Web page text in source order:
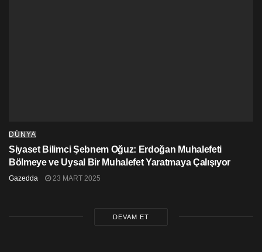
DÜNYA
Siyaset Bilimci Şebnem Oğuz: Erdoğan Muhalefeti
Bölmeye ve Uysal Bir Muhalefet Yaratmaya Çalışıyor
Gazedda 23 MART 2025
DEVAM ET